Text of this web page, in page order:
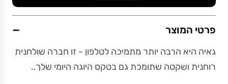
פרטי המוצר −
גאיה היא הרבה יותר מתמיכה לטלפון - זו חברה שולחנית
רוחנית ושקטה שתומכת גם בטקס היוגה היומי שלך..